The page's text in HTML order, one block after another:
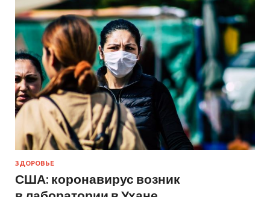
ЗДОРОВЬЕ
США: коронавирус возник